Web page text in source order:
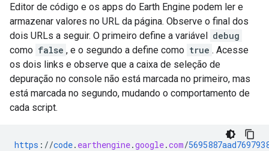
Editor de código e os apps do Earth Engine podem ler e
armazenar valores no URL da página. Observe o final dos
dois URLs a seguir. O primeiro define a variável debug
como false , e o segundo a define como true . Acesse
os dois links e observe que a caixa de seleção de
depuração no console não está marcada no primeiro, mas
está marcada no segundo, mudando o comportamento de
cada script.
https ://code. earthengine.google.com/